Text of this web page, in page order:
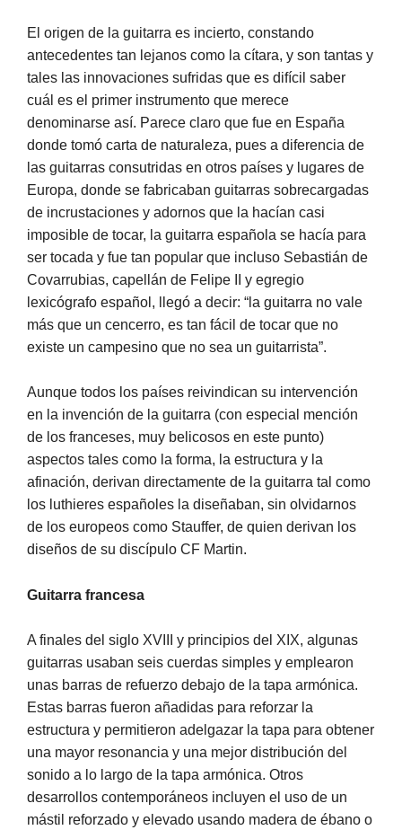
El origen de la guitarra es incierto, constando
antecedentes tan lejanos como la cítara, y son tantas y
tales las innovaciones sufridas que es difícil saber
cuál es el primer instrumento que merece
denominarse así. Parece claro que fue en España
donde tomó carta de naturaleza, pues a diferencia de
las guitarras consutridas en otros países y lugares de
Europa, donde se fabricaban guitarras sobrecargadas
de incrustaciones y adornos que la hacían casi
imposible de tocar, la guitarra española se hacía para
ser tocada y fue tan popular que incluso Sebastián de
Covarrubias, capellán de Felipe II y egregio
lexicógrafo español, llegó a decir: “la guitarra no vale
más que un cencerro, es tan fácil de tocar que no
existe un campesino que no sea un guitarrista”.
Aunque todos los países reivindican su intervención
en la invención de la guitarra (con especial mención
de los franceses, muy belicosos en este punto)
aspectos tales como la forma, la estructura y la
afinación, derivan directamente de la guitarra tal como
los luthieres españoles la diseñaban, sin olvidarnos
de los europeos como Stauffer, de quien derivan los
diseños de su discípulo CF Martin.
Guitarra francesa
A finales del siglo XVIII y principios del XIX, algunas
guitarras usaban seis cuerdas simples y emplearon
unas barras de refuerzo debajo de la tapa armónica.
Estas barras fueron añadidas para reforzar la
estructura y permitieron adelgazar la tapa para obtener
una mayor resonancia y una mejor distribución del
sonido a lo largo de la tapa armónica. Otros
desarrollos contemporáneos incluyen el uso de un
mástil reforzado y elevado usando madera de ébano o